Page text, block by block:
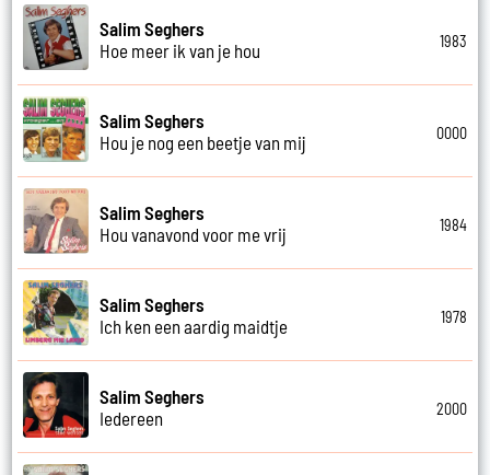
Salim Seghers
Hoe meer ik van je hou
1983
Salim Seghers
Hou je nog een beetje van mij
0000
Salim Seghers
Hou vanavond voor me vrij
1984
Salim Seghers
Ich ken een aardig maidtje
1978
Salim Seghers
Iedereen
2000